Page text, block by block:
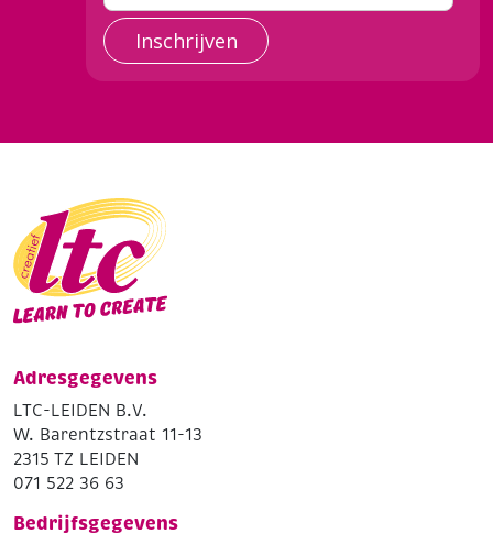
Inschrijven
Adresgegevens
LTC-LEIDEN B.V.
W. Barentzstraat 11-13
2315 TZ LEIDEN
071 522 36 63
Bedrijfsgegevens